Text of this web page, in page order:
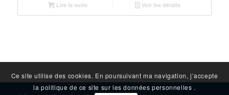
Lire la suite Voir les détails
Ce site utilise des cookies. En poursuivant ma navigation, j’accepte
la politique de ce site sur les données personnelles .